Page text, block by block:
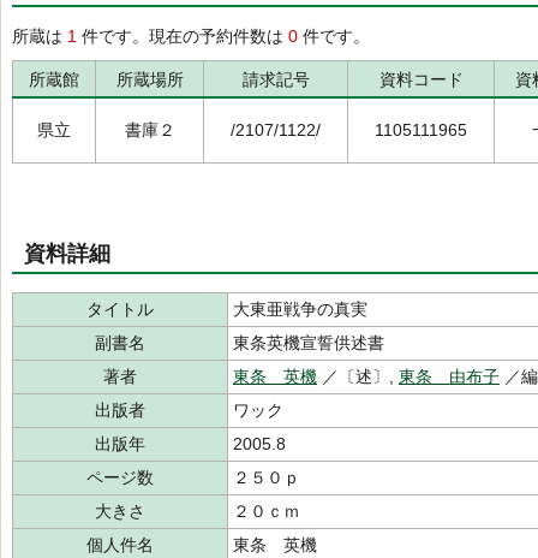
所蔵は 1 件です。現在の予約件数は 0 件です。
所蔵館 所蔵場所 請求記号 資料コード 資
県立 書庫２ /2107/1122/ 1105111965
資料詳細
タイトル
大東亜戦争の真実
副書名
東条英機宣誓供述書
著者
東条 英機 ／〔述〕, 東条 由布子 ／
出版者
ワック
出版年
2005.8
ページ数
２５０ｐ
大きさ
２０ｃｍ
個人件名
東条 英機